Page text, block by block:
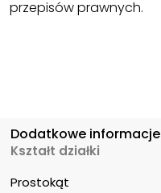
przepisów prawnych.
Dodatkowe informacje
Kształt działki
Prostokąt